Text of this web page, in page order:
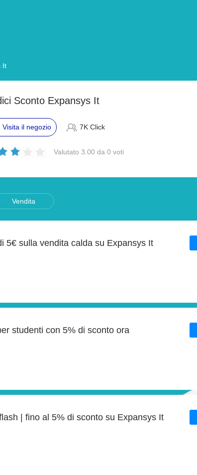
It
Sconto Expansys It
Visita il negozio 7K Click
Valutato 3.00 da 0 voti
Vendita
5€ sulla vendita calda su Expansys It
studenti con 5% di sconto ora
| fino al 5% di sconto su Expansys It